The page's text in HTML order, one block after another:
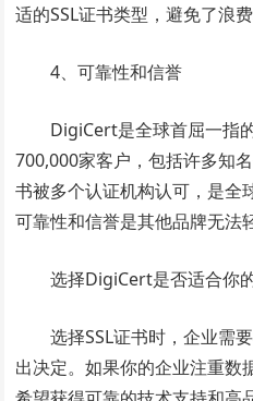
适的SSL证书类型，避免了浪
4、可靠性和信誉
DigiCert是全球首屈一指
700,000家客户，包括许多知
书被多个认证机构认可，是全
可靠性和信誉是其他品牌无法
选择DigiCert是否适合你
选择SSL证书时，企业需
出决定。如果你的企业注重数